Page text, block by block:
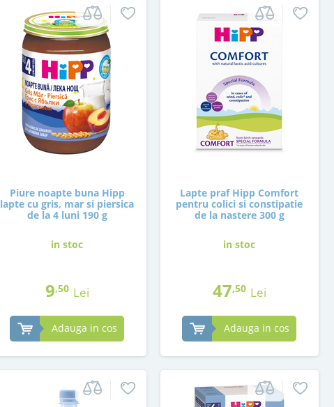
Piure noapte buna Hipp
lapte cu gris, mar si piersica
de la 4 luni 190 g
in stoc
9,50 Lei
Adauga in cos
Lapte praf Hipp Comfort
pentru colici si constipatie
de la nastere 300 g
in stoc
47,50 Lei
Adauga in cos